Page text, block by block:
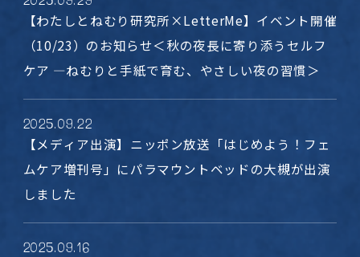
【わたしとねむり研究所×LetterMe】イベント開催
（10/23）のお知らせ＜秋の夜長に寄り添うセルフ
ケア ―ねむりと手紙で育む、やさしい夜の習慣＞
2025.09.22
【メディア出演】ニッポン放送「はじめよう！フェ
ムケア増刊号」にパラマウントベッドの大槻が出演
しました
2025.09.16